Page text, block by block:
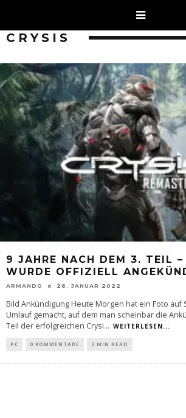
CRYSIS
9 JAHRE NACH DEM 3. TEIL
WURDE OFFIZIELL
ARMANDO 26. JANUAR 2022
Bild Ankündigung Heute Morgen hat ein Foto auf
Umlauf gemacht, auf dem man scheinbar die
Teil der erfolgreichen Crysi... WEITERLESEN...
PC 0 KOMMENTARE 2 MIN READ